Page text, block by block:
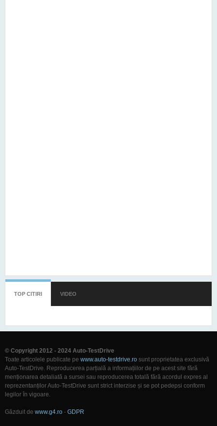
TOP CITIRI (TAB ACTIV)
VIDEO
© Copyright 2012 - 2024 Auto-TestDrive
Toate articolele publicate pe www.auto-testdrive.ro sunt proprietatea exclusivă
Auto-TestDrive. Reproducerea parțială a informațiilor de pe acest site fără
menționarea detaliată a sursei sau reproducerea totală fără acordul expres al
reprezentanților Auto-TestDrive sunt strict interzise și se pot pedepsi conform
legilor în vigoare.
Găzduit de www.g4.ro - GDPR